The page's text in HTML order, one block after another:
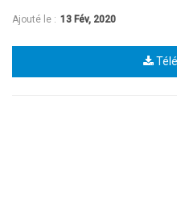
Ajouté le : 13 Fév, 2020